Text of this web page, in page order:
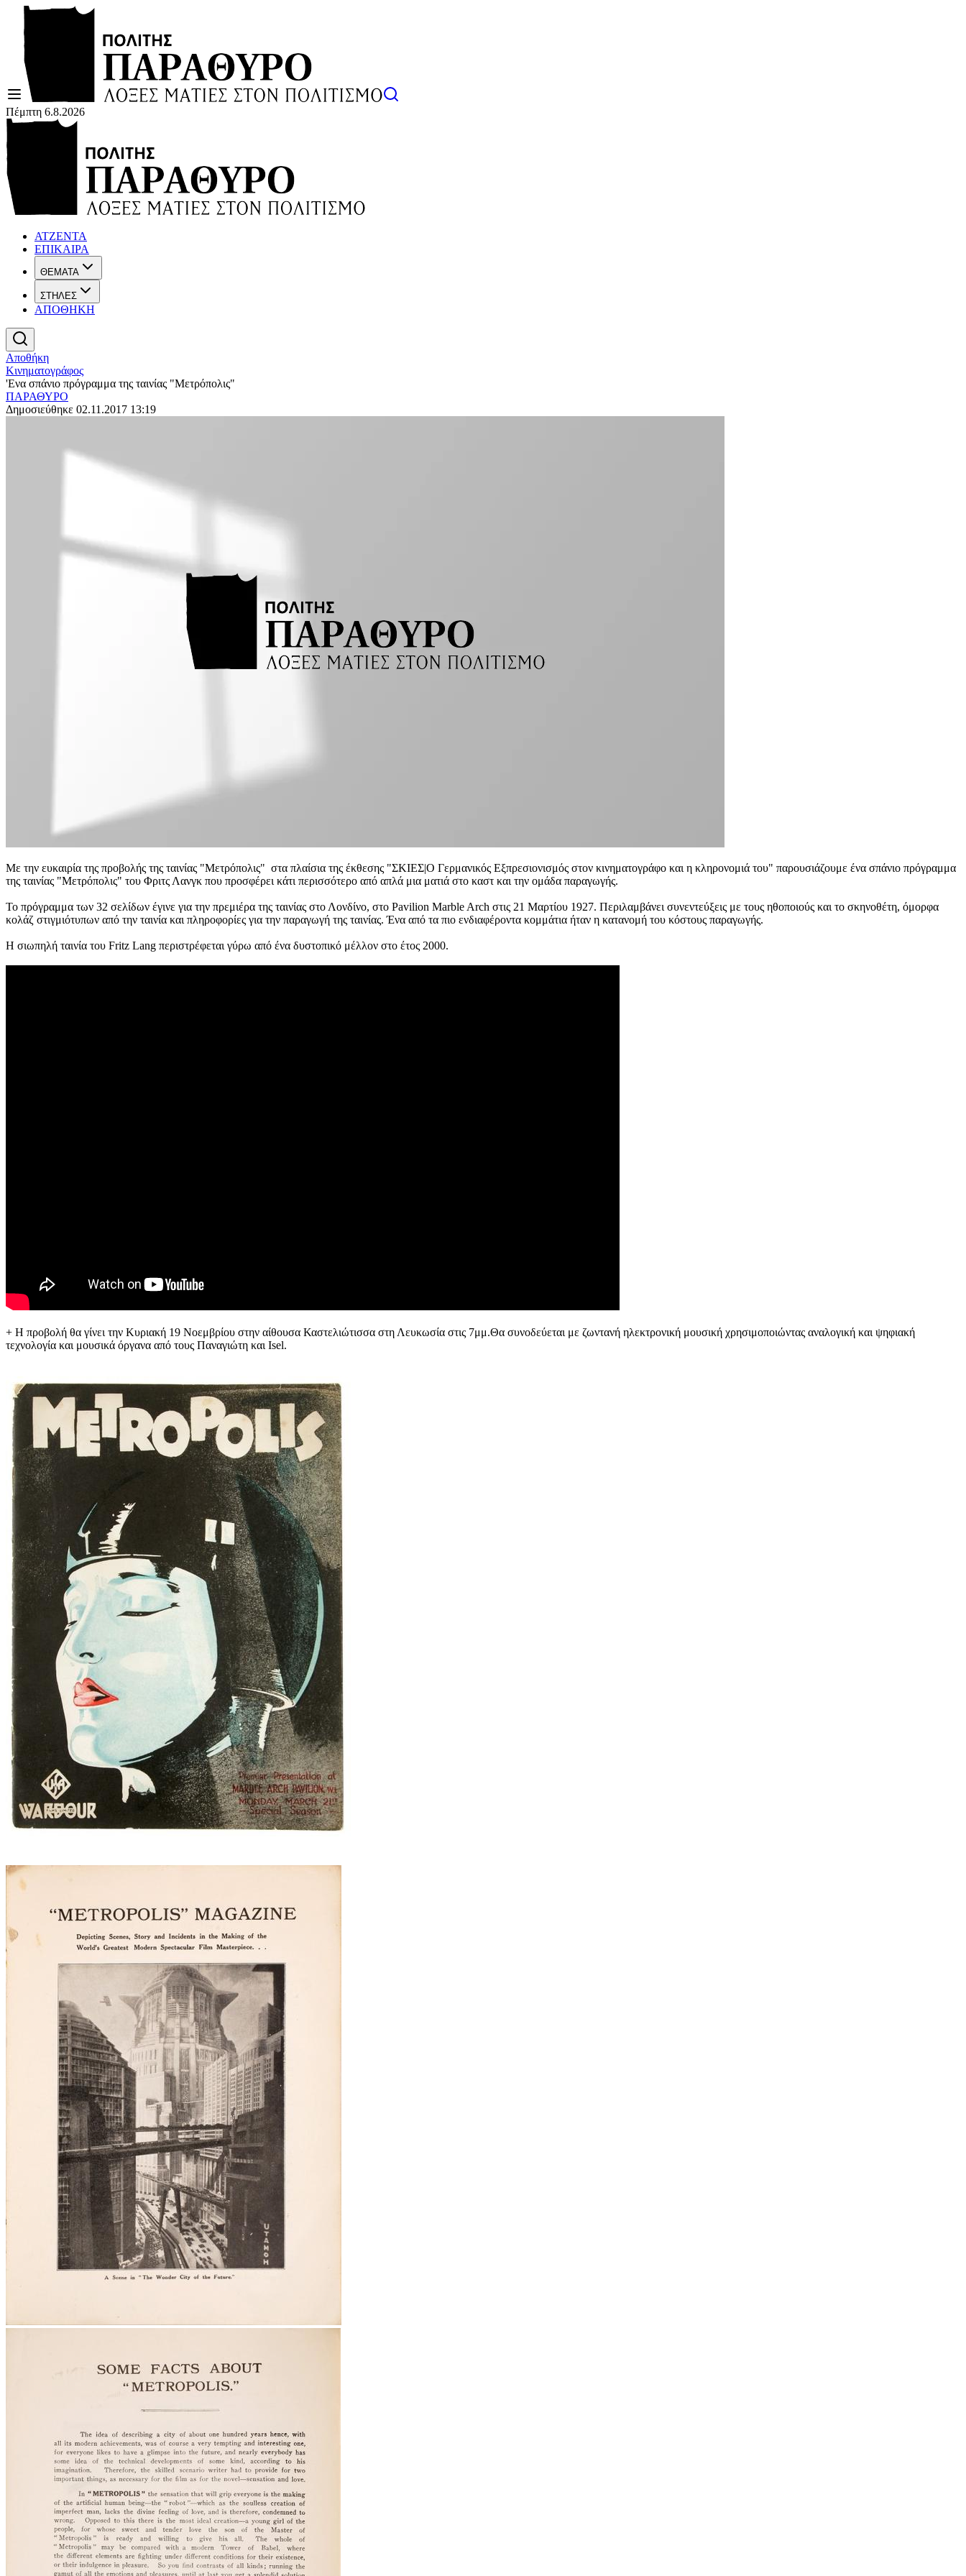
Πέμπτη 6.8.2026
ΑΤΖΕΝΤΑ
ΕΠΙΚΑΙΡΑ
ΘΕΜΑΤΑ
ΣΤΗΛΕΣ
ΑΠΟΘΗΚΗ
Αποθήκη
Κινηματογράφος
'Ενα σπάνιο πρόγραμμα της ταινίας "Μετρόπολις"
ΠΑΡΑΘΥΡΟ
Δημοσιεύθηκε 02.11.2017 13:19
Με την ευκαιρία της προβολής της ταινίας "Μετρόπολις" στα πλαίσια της έκθεσης "ΣΚΙΕΣ|Ο Γερμανικός Εξπρεσιονισμός στον κινηματογράφο και η κληρονομιά του" παρουσιάζουμε ένα σπάνιο πρόγραμμα
της ταινίας "Μετρόπολις" του Φριτς Λανγκ που προσφέρει κάτι περισσότερο από απλά μια ματιά στο καστ και την ομάδα παραγωγής.
Το πρόγραμμα των 32 σελίδων έγινε για την πρεμιέρα της ταινίας στο Λονδίνο, στο Pavilion Marble Arch στις 21 Μαρτίου 1927. Περιλαμβάνει συνεντεύξεις με τους ηθοποιούς και το σκηνοθέτη, όμορφα
κολάζ στιγμιότυπων από την ταινία και πληροφορίες για την παραγωγή της ταινίας. Ένα από τα πιο ενδιαφέροντα κομμάτια ήταν η κατανομή του κόστους παραγωγής.
Η σιωπηλή ταινία του Fritz Lang περιστρέφεται γύρω από ένα δυστοπικό μέλλον στο έτος 2000.
+ Η προβολή θα γίνει την Κυριακή 19 Νοεμβρίου στην αίθουσα Καστελιώτισσα στη Λευκωσία στις 7μμ.Θα συνοδεύεται με ζωντανή ηλεκτρονική μουσική χρησιμοποιώντας αναλογική και ψηφιακή
τεχνολογία και μουσικά όργανα από τους Παναγιώτη και Isel.